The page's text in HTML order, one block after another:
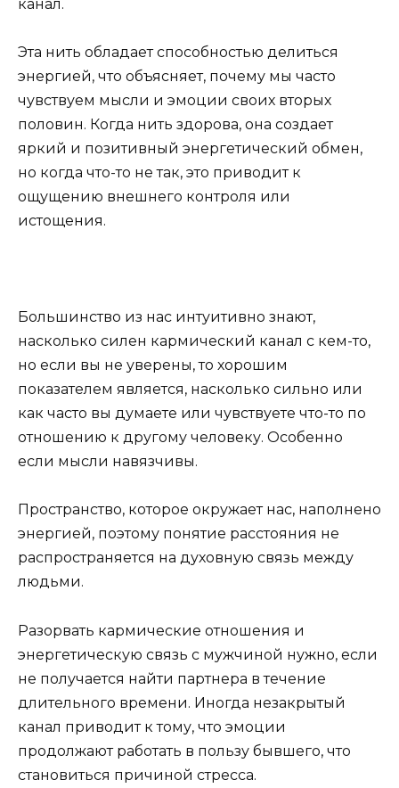
канал.
Эта нить обладает способностью делиться
энергией, что объясняет, почему мы часто
чувствуем мысли и эмоции своих вторых
половин. Когда нить здорова, она создает
яркий и позитивный энергетический обмен,
но когда что-то не так, это приводит к
ощущению внешнего контроля или
истощения.
Большинство из нас интуитивно знают,
насколько силен кармический канал с кем-то,
но если вы не уверены, то хорошим
показателем является, насколько сильно или
как часто вы думаете или чувствуете что-то по
отношению к другому человеку. Особенно
если мысли навязчивы.
Пространство, которое окружает нас, наполнено
энергией, поэтому понятие расстояния не
распространяется на духовную связь между
людьми.
Разорвать кармические отношения и
энергетическую связь с мужчиной нужно, если
не получается найти партнера в течение
длительного времени. Иногда незакрытый
канал приводит к тому, что эмоции
продолжают работать в пользу бывшего, что
становиться причиной стресса.